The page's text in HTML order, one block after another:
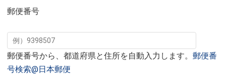
郵便番号
郵便番号から、都道府県と住所を自動入力します。 郵便番
号検索@日本郵便